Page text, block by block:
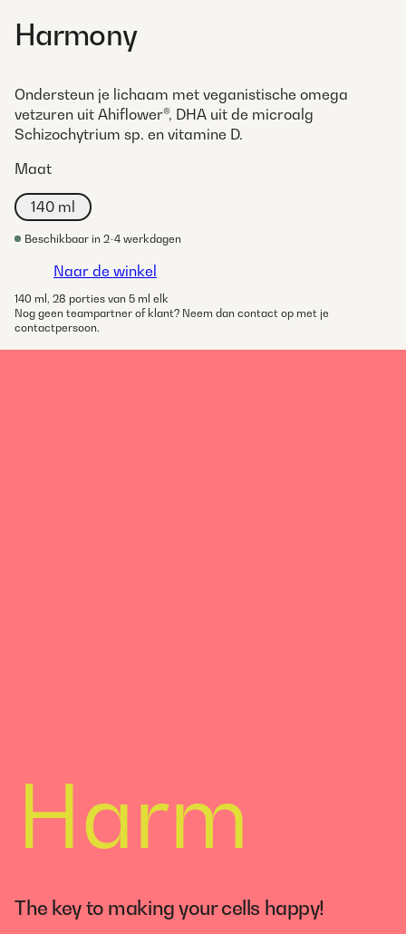
Harmony
Ondersteun je lichaam met veganistische omega
vetzuren uit Ahiflower®, DHA uit de microalg
Schizochytrium sp. en vitamine D.
Maat
140 ml
Beschikbaar in 2-4 werkdagen
Naar de winkel
140 ml, 28 porties van 5 ml elk
Nog geen teampartner of klant? Neem dan contact op met je
contactpersoon.
Harm
The key to making your cells happy!​